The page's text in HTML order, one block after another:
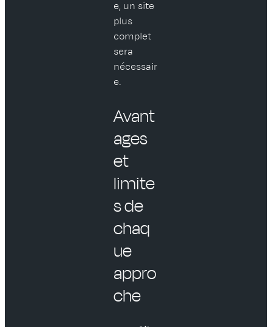
e, un site
plus
complet
sera
nécessair
e.
Avant
ages
et
limite
s de
chaq
ue
appro
che